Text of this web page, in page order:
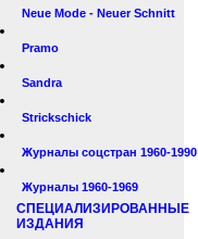
Neue Mode - Neuer Schnitt
Pramo
Sandra
Strickschick
Журналы соцстран 1960-1990
Журналы 1960-1969
СПЕЦИАЛИЗИРОВАННЫЕ
ИЗДАНИЯ